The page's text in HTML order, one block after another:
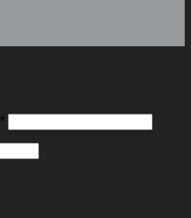
*Obrigatório